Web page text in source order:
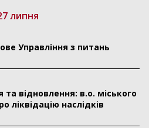
липня
Управління з питань
відновлення: в.о. міського
ліквідацію наслідків